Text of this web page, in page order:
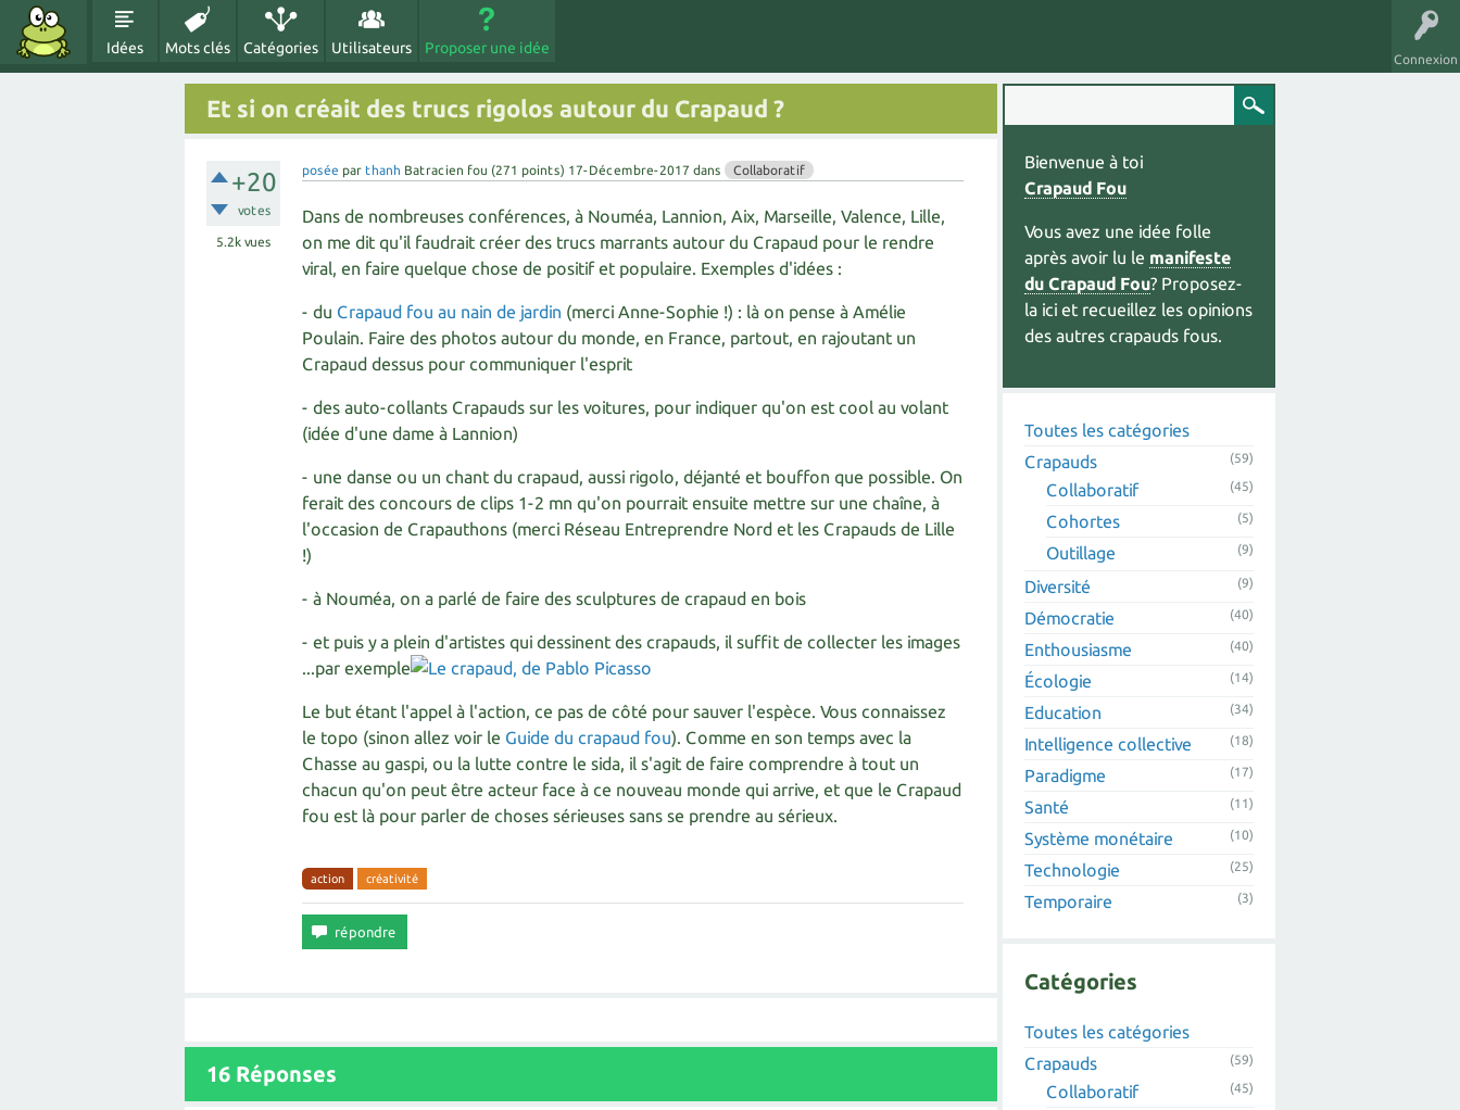
Connexion
Idées Mots clés Catégories Utilisateurs Proposer une idée
Et si on créait des trucs rigolos autour du Crapaud ?
+20
votes
5.2kvues
posée par thanh Batracien fou (271 points) 17-Décembre-2017 dans Collaboratif
Dans de nombreuses conférences, à Nouméa, Lannion, Aix, Marseille, Valence, Lille,
on me dit qu'il faudrait créer des trucs marrants autour du Crapaud pour le rendre
viral, en faire quelque chose de positif et populaire. Exemples d'idées :
- du Crapaud fou au nain de jardin (merci Anne-Sophie !) : là on pense à Amélie
Poulain. Faire des photos autour du monde, en France, partout, en rajoutant un
Crapaud dessus pour communiquer l'esprit
- des auto-collants Crapauds sur les voitures, pour indiquer qu'on est cool au volant
(idée d'une dame à Lannion)
- une danse ou un chant du crapaud, aussi rigolo, déjanté et bouffon que possible. On
ferait des concours de clips 1-2 mn qu'on pourrait ensuite mettre sur une chaîne, à
l'occasion de Crapauthons (merci Réseau Entreprendre Nord et les Crapauds de Lille
!)
- à Nouméa, on a parlé de faire des sculptures de crapaud en bois
- et puis y a plein d'artistes qui dessinent des crapauds, il suffit de collecter les images
...par exemple
Le but étant l'appel à l'action, ce pas de côté pour sauver l'espèce. Vous connaissez
le topo (sinon allez voir le Guide du crapaud fou). Comme en son temps avec la
Chasse au gaspi, ou la lutte contre le sida, il s'agit de faire comprendre à tout un
chacun qu'on peut être acteur face à ce nouveau monde qui arrive, et que le Crapaud
fou est là pour parler de choses sérieuses sans se prendre au sérieux.
action créativité
16 Réponses
Bienvenue à toi
Crapaud Fou
Vous avez une idée folle
après avoir lu le manifeste
du Crapaud Fou? Proposez-
la ici et recueillez les opinions
des autres crapauds fous.
Toutes les catégories
Crapauds
(59)
Collaboratif (45)
Cohortes (5)
Outillage (9)
Diversité (9)
Démocratie (40)
Enthousiasme (40)
Écologie (14)
Education (34)
Intelligence collective (18)
Paradigme (17)
Santé (11)
Système monétaire (10)
Technologie (25)
Temporaire (3)
Catégories
Toutes les catégories
Crapauds
(59)
Collaboratif (45)